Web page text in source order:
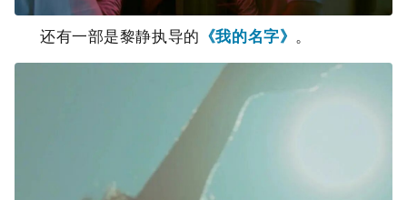
还有一部是黎静执导的 《我的名字》 。